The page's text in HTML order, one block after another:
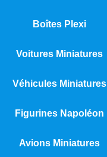
Boîtes Plexi
Voitures Miniatures
Véhicules Miniatures
Figurines Napoléon
Avions Miniatures